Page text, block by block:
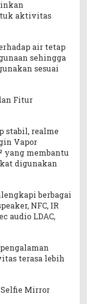
aktivitas
air tetap
sehingga
sesuai
Fitur
stabil, realme
Vapor
yang membantu
digunakan
berbagai
NFC, IR
audio LDAC,
terasa lebih
Mirror